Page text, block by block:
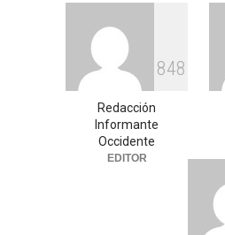
Entre críticas por nepotismo
y demandas de
transparencia, COREMEX
enfrenta un nuevo desafío
Uncategorized julio 30, 2026
848
Redacción
Informante
Occidente
EDITOR